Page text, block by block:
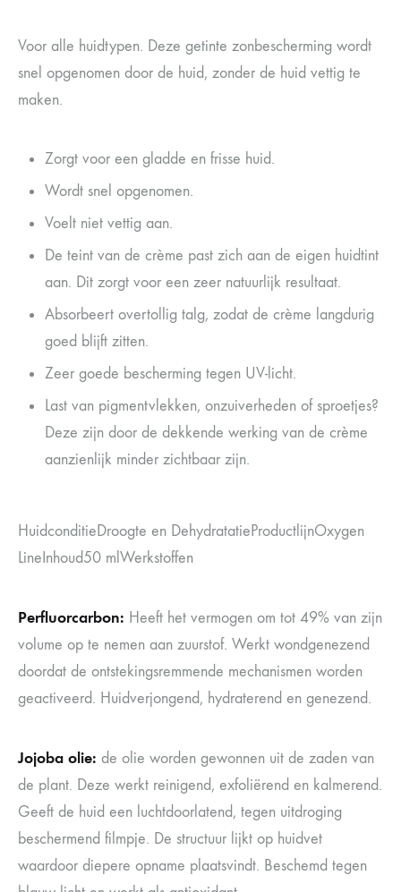
Voor alle huidtypen. Deze getinte zonbescherming wordt
snel opgenomen door de huid, zonder de huid vettig te
maken.
Zorgt voor een gladde en frisse huid.
Wordt snel opgenomen.
Voelt niet vettig aan.
De teint van de crème past zich aan de eigen huidtint
aan. Dit zorgt voor een zeer natuurlijk resultaat.
Absorbeert overtollig talg, zodat de crème langdurig
goed blijft zitten.
Zeer goede bescherming tegen UV-licht.
Last van pigmentvlekken, onzuiverheden of sproetjes?
Deze zijn door de dekkende werking van de crème
aanzienlijk minder zichtbaar zijn.
HuidconditieDroogte en DehydratatieProductlijnOxygen
LineInhoud50 mlWerkstoffen
Perfluorcarbon: Heeft het vermogen om tot 49% van zijn
volume op te nemen aan zuurstof. Werkt wondgenezend
doordat de ontstekingsremmende mechanismen worden
geactiveerd. Huidverjongend, hydraterend en genezend.
Jojoba olie: de olie worden gewonnen uit de zaden van
de plant. Deze werkt reinigend, exfoliërend en kalmerend.
Geeft de huid een luchtdoorlatend, tegen uitdroging
beschermend filmpje. De structuur lijkt op huidvet
waardoor diepere opname plaatsvindt. Beschemd tegen